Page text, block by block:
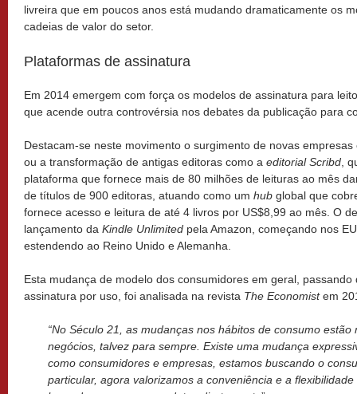
livreira que em poucos anos está mudando dramaticamente os
cadeias de valor do setor.
Plataformas de assinatura
Em 2014 emergem com força os modelos de assinatura para
que acende outra controvérsia nos debates da publicação para
Destacam-se neste movimento o surgimento de novas
ou a transformação de antigas editoras como a editorial Scribd ,
plataforma que fornece mais de 80 milhões de leituras ao mês
de títulos de 900 editoras, atuando como um hub global que
fornece acesso e leitura de até 4 livros por US$8,99 ao mês. O
lançamento da Kindle Unlimited pela Amazon, começando nos
estendendo ao Reino Unido e Alemanha.
Esta mudança de modelo dos consumidores em geral,
assinatura por uso, foi analisada na revista The Economistem
“No Século 21, as mudanças nos hábitos de consumo
negócios, talvez para sempre. Existe uma mudança
como consumidores e empresas, estamos buscando o
particular, agora valorizamos a conveniência e a